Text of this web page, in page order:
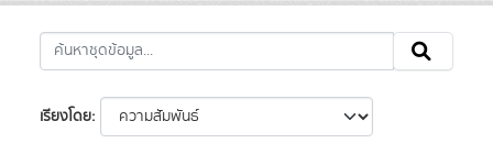
เรียงโดย